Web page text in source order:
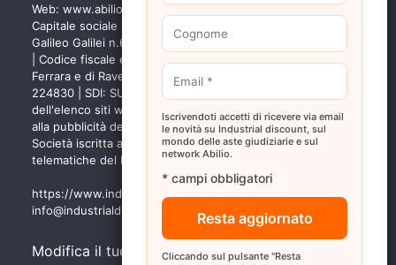
Web: www.abilio.com | Pec:abilio@pec.illimity.com
Capitale sociale [i.v.] euro 60.975,00 | Sede legale in Via
Galileo Galilei n.6, 48018 Faenza (RA) | P.IVA: 02704840392
| Codice fiscale e Nr. Iscrizione Registro delle Imprese di
Ferrara e di Ravenna: 02704840392 | Numero REA RA
224830 | SDI: SUBM70N | Società iscritta alla sezione A
dell'elenco siti web autorizzati dal Ministero della Giustizia
alla pubblicità delle aste giudiziarie - p.d.g. 18/05/2022 |
Società iscritta al n.68 del Registro Gestori vendite
telematiche del Ministero della Giustizia - p.d.g. 01/04/2022
https://www.industrialdiscount.it
info@industrialdiscount.com
Modifica il tuo consenso
Iscrivendoti accetti di ricevere via email
le novità su Industrial discount, sul
mondo delle aste giudiziarie e sul
network Abilio.
* campi obbligatori
Cliccando sul pulsante "Resta